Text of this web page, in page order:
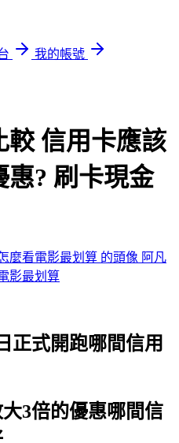
我的帳號
較 信用卡應該
惠? 刷卡現金
阿凡
影最划算
正式開跑哪間信用
3倍的優惠哪間信